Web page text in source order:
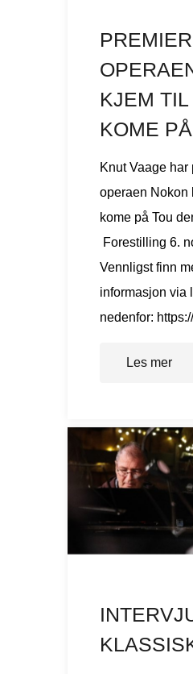
KJEM TIL
KOME
Knut Vaage har
operaen Nokon
kome på Tou
Forestilling 6.
Vennligst finn
informasjon via
nedenfor:
Les mer